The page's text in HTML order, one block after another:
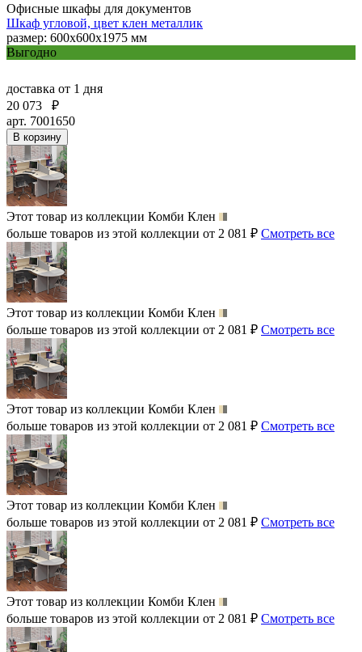
Офисные шкафы для документов
Шкаф угловой, цвет клен металлик
размер: 600х600х1975 мм
Выгодно
доставка от 1 дня
20 073
₽
арт. 7001650
В корзину
Этот товар из коллекции Комби Клен
больше товаров из этой коллекции от 2 081 ₽ Смотреть все
Этот товар из коллекции Комби Клен
больше товаров из этой коллекции от 2 081 ₽ Смотреть все
Этот товар из коллекции Комби Клен
больше товаров из этой коллекции от 2 081 ₽ Смотреть все
Этот товар из коллекции Комби Клен
больше товаров из этой коллекции от 2 081 ₽ Смотреть все
Этот товар из коллекции Комби Клен
больше товаров из этой коллекции от 2 081 ₽ Смотреть все